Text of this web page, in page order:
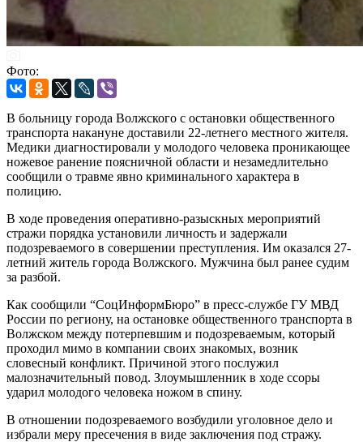
Фото:
В больницу города Волжского с остановки общественного
транспорта накануне доставили 22-летнего местного жителя.
Медики диагностировали у молодого человека проникающее
ножевое ранение поясничной области и незамедлительно
сообщили о травме явно криминального характера в
полицию.
В ходе проведения оперативно-разыскных мероприятий
стражи порядка установили личность и задержали
подозреваемого в совершении преступления. Им оказался 27-
летний житель города Волжского. Мужчина был ранее судим
за разбой.
Как сообщили “СоцИнформБюро” в пресс-службе ГУ МВД
России по региону, на остановке общественного транспорта в
Волжском между потерпевшим и подозреваемым, который
проходил мимо в компании своих знакомых, возник
словесный конфликт. Причиной этого послужил
малозначительный повод. Злоумышленник в ходе ссоры
ударил молодого человека ножом в спину.
В отношении подозреваемого возбудили уголовное дело и
избрали меру пресечения в виде заключения под стражу.